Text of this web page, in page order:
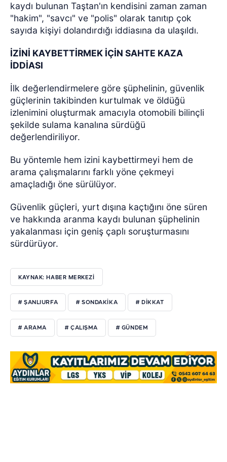
kaydı bulunan Taştan'ın kendisini zaman zaman
"hakim", "savcı" ve "polis" olarak tanıtıp çok
sayıda kişiyi dolandırdığı iddiasına da ulaşıldı.
İZİNİ KAYBETTİRMEK İÇİN SAHTE KAZA
İDDİASI
İlk değerlendirmelere göre şüphelinin, güvenlik
güçlerinin takibinden kurtulmak ve öldüğü
izlenimini oluşturmak amacıyla otomobili bilinçli
şekilde sulama kanalına sürdüğü
değerlendiriliyor.
Bu yöntemle hem izini kaybettirmeyi hem de
arama çalışmalarını farklı yöne çekmeyi
amaçladığı öne sürülüyor.
Güvenlik güçleri, yurt dışına kaçtığını öne süren
ve hakkında aranma kaydı bulunan şüphelinin
yakalanması için geniş çaplı soruşturmasını
sürdürüyor.
KAYNAK: HABER MERKEZİ
# ŞANLIURFA # SONDAKIKA # DIKKAT
# ARAMA # ÇALIŞMA # GÜNDEM